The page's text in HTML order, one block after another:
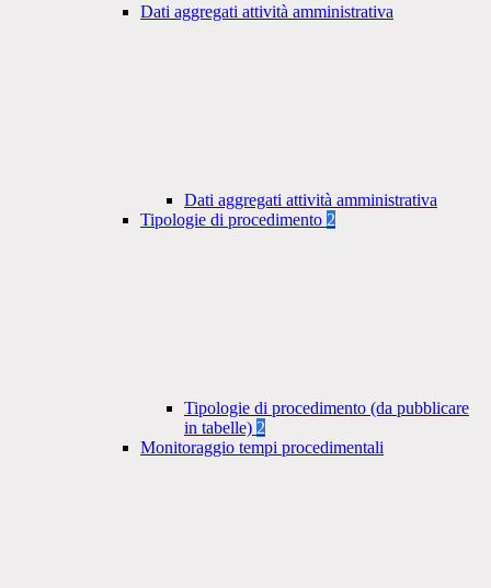
Dati aggregati attività amministrativa
Dati aggregati attività amministrativa
Tipologie di procedimento 2
Tipologie di procedimento (da pubblicare
in tabelle) 2
Monitoraggio tempi procedimentali